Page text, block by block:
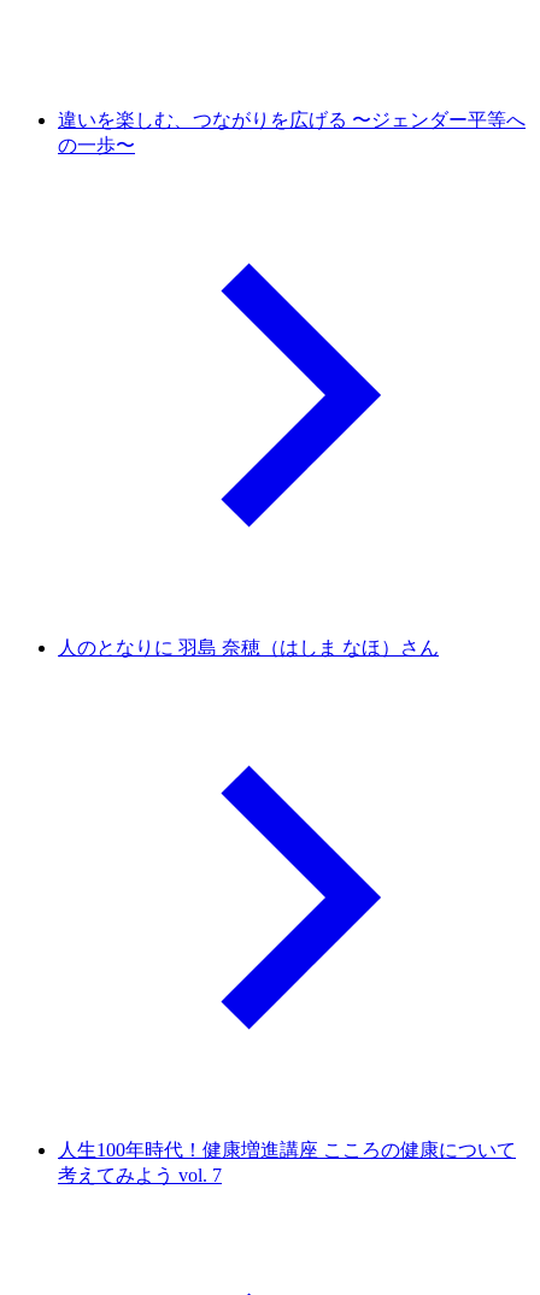
違いを楽しむ、つながりを広げる 〜ジェンダー平等へ
の一歩〜
人のとなりに 羽島 奈穂（はしま なほ）さん
人生100年時代！健康増進講座 こころの健康について
考えてみよう vol. 7